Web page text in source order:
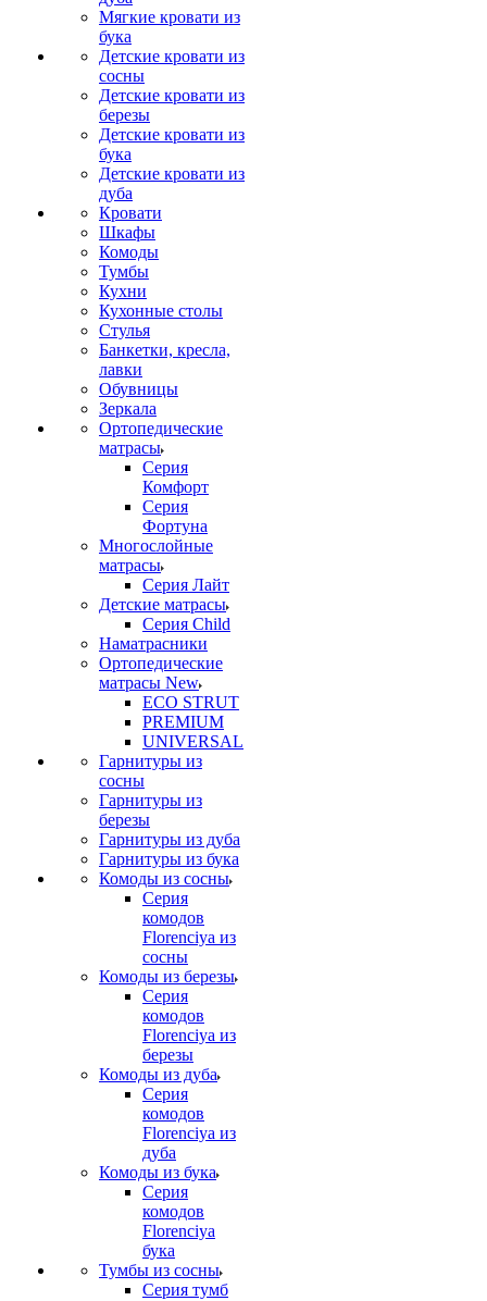
Мягкие кровати из
бука
Детские кровати из
сосны
Детские кровати из
березы
Детские кровати из
бука
Детские кровати из
дуба
Кровати
Шкафы
Комоды
Тумбы
Кухни
Кухонные столы
Стулья
Банкетки, кресла,
лавки
Обувницы
Зеркала
Ортопедические
матрасы
Серия
Комфорт
Серия
Фортуна
Многослойные
матрасы
Серия Лайт
Детские матрасы
Серия Child
Наматрасники
Ортопедические
матрасы New
ECO STRUT
PREMIUM
UNIVERSAL
Гарнитуры из
сосны
Гарнитуры из
березы
Гарнитуры из дуба
Гарнитуры из бука
Комоды из сосны
Серия
комодов
Florenciya из
сосны
Комоды из березы
Серия
комодов
Florenciya из
березы
Комоды из дуба
Серия
комодов
Florenciya из
дуба
Комоды из бука
Серия
комодов
Florenciya
бука
Тумбы из сосны
Серия тумб